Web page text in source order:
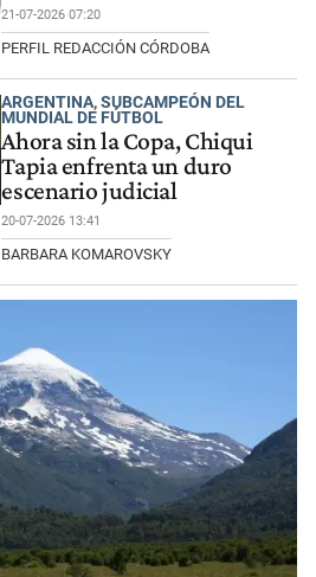
21-07-2026 07:20
PERFIL REDACCIÓN CÓRDOBA
ARGENTINA, SUBCAMPEÓN DEL
MUNDIAL DE FÚTBOL
Ahora sin la Copa, Chiqui
Tapia enfrenta un duro
escenario judicial
20-07-2026 13:41
BARBARA KOMAROVSKY